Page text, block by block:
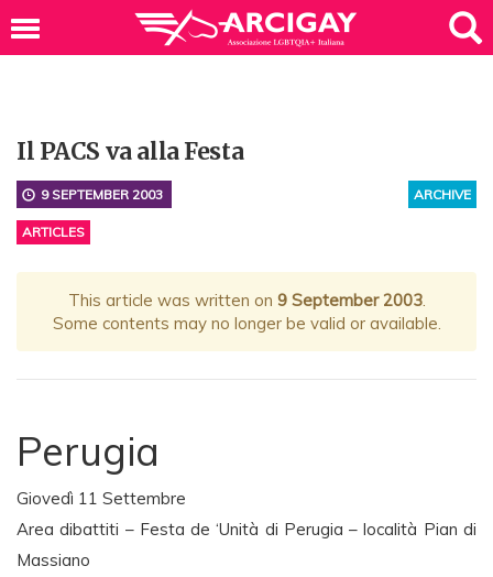
Il PACS va alla Festa
ARCHIVE
9 SEPTEMBER 2003
ARTICLES
This article was written on 9 September 2003.
Some contents may no longer be valid or available.
Perugia
Giovedì 11 Settembre
Area dibattiti – Festa de ‘Unità di Perugia – località Pian di
Massiano